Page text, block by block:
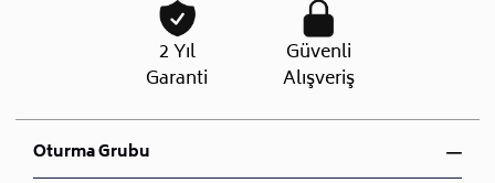
2 Yıl
Garanti
Güvenli
Alışveriş
Oturma Grubu